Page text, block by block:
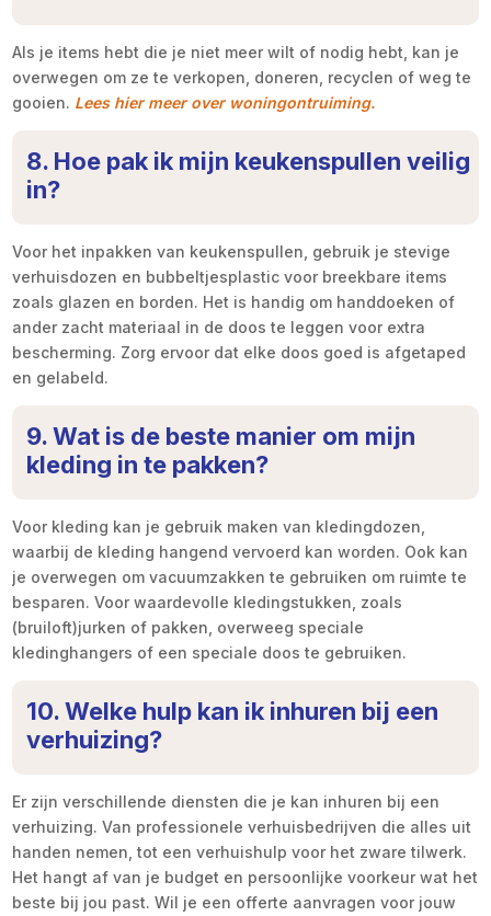
Als je items hebt die je niet meer wilt of nodig hebt, kan je
overwegen om ze te verkopen, doneren, recyclen of weg te
gooien. Lees hier meer over woningontruiming.
8. Hoe pak ik mijn keukenspullen veilig
in?
Voor het inpakken van keukenspullen, gebruik je stevige
verhuisdozen en bubbeltjesplastic voor breekbare items
zoals glazen en borden. Het is handig om handdoeken of
ander zacht materiaal in de doos te leggen voor extra
bescherming. Zorg ervoor dat elke doos goed is afgetaped
en gelabeld.
9. Wat is de beste manier om mijn
kleding in te pakken?
Voor kleding kan je gebruik maken van kledingdozen,
waarbij de kleding hangend vervoerd kan worden. Ook kan
je overwegen om vacuumzakken te gebruiken om ruimte te
besparen. Voor waardevolle kledingstukken, zoals
(bruiloft)jurken of pakken, overweeg speciale
kledinghangers of een speciale doos te gebruiken.
10. Welke hulp kan ik inhuren bij een
verhuizing?
Er zijn verschillende diensten die je kan inhuren bij een
verhuizing. Van professionele verhuisbedrijven die alles uit
handen nemen, tot een verhuishulp voor het zware tilwerk.
Het hangt af van je budget en persoonlijke voorkeur wat het
beste bij jou past. Wil je een offerte aanvragen voor jouw